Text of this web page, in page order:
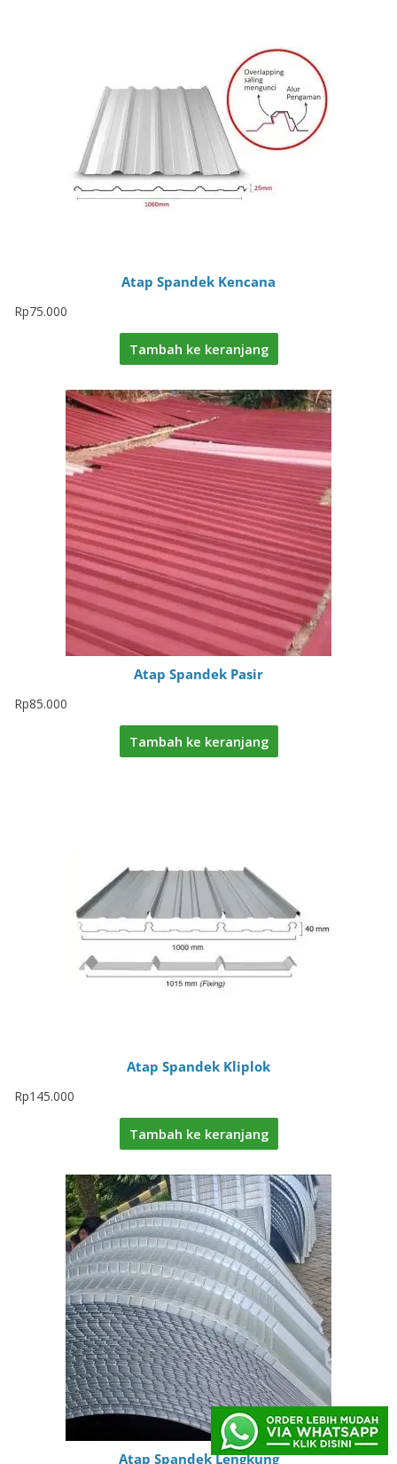
Atap Spandek Kencana
Rp75.000
Tambah ke keranjang
Atap Spandek Pasir
Rp85.000
Tambah ke keranjang
Atap Spandek Kliplok
Rp145.000
Tambah ke keranjang
Atap Spandek Lengkung